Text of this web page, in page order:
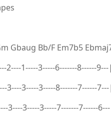
Gbaug Bb/F Em7b5
2----1-----3-----6-------8------9---|
3----3-----3-----8-------7------7---|
3----3-----3-----7-------7------